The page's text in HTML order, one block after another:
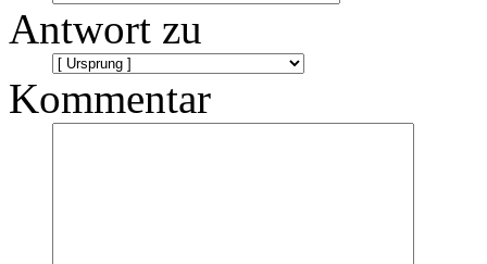
Antwort zu
Kommentar